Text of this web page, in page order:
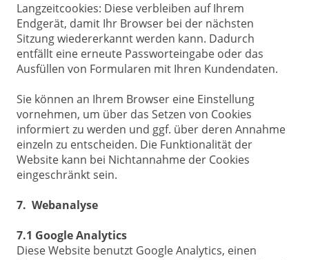
Langzeitcookies: Diese verbleiben auf Ihrem
Endgerät, damit Ihr Browser bei der nächsten
Sitzung wiedererkannt werden kann. Dadurch
entfällt eine erneute Passworteingabe oder das
Ausfüllen von Formularen mit Ihren Kundendaten.
Sie können an Ihrem Browser eine Einstellung
vornehmen, um über das Setzen von Cookies
informiert zu werden und ggf. über deren Annahme
einzeln zu entscheiden. Die Funktionalität der
Website kann bei Nichtannahme der Cookies
eingeschränkt sein.
7. Webanalyse
7.1 Google Analytics
Diese Website benutzt Google Analytics, einen